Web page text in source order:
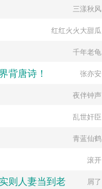
三漾秋风
红红火火大甜瓜
千年老龟
背唐诗！ 张亦安
夜伴钟声
乱世奸臣
青蓝仙鹤
滚开
则人妻当到老 屑了